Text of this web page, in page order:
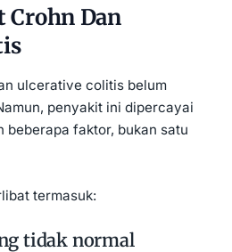
Crohn Dan
ulcerative colitis belum
penyakit ini dipercayai
beberapa faktor, bukan satu
termasuk:
tidak normal